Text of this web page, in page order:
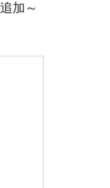
加～